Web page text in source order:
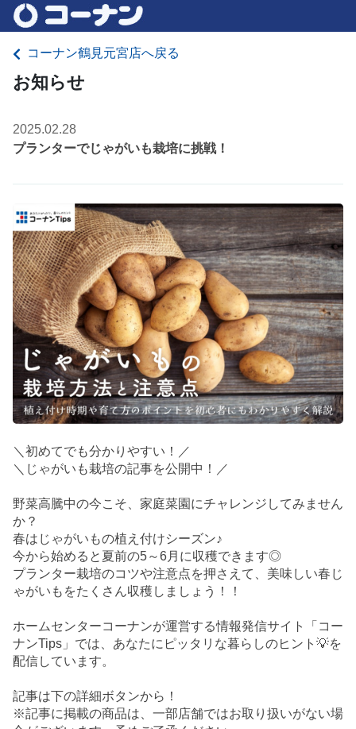
コーナン鶴見元宮店へ戻る
お知らせ
2025.02.28
プランターでじゃがいも栽培に挑戦！
＼初めてでも分かりやすい！／
＼じゃがいも栽培の記事を公開中！／
野菜高騰中の今こそ、家庭菜園にチャレンジしてみません
か？
春はじゃがいもの植え付けシーズン♪
今から始めると夏前の5～6月に収穫できます◎
プランター栽培のコツや注意点を押さえて、美味しい春じ
ゃがいもをたくさん収穫しましょう！！
ホームセンターコーナンが運営する情報発信サイト「コー
ナンTips」では、あなたにピッタリな暮らしのヒント💡を
配信しています。
記事は下の詳細ボタンから！
※記事に掲載の商品は、一部店舗ではお取り扱いがない場